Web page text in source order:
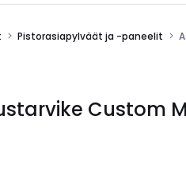
Pistorasiapylväät ja -paneelit
Custom